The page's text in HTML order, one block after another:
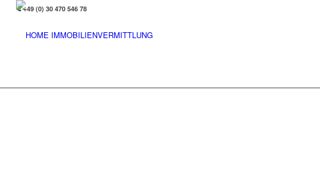
+49 (0) 30 470 546 78